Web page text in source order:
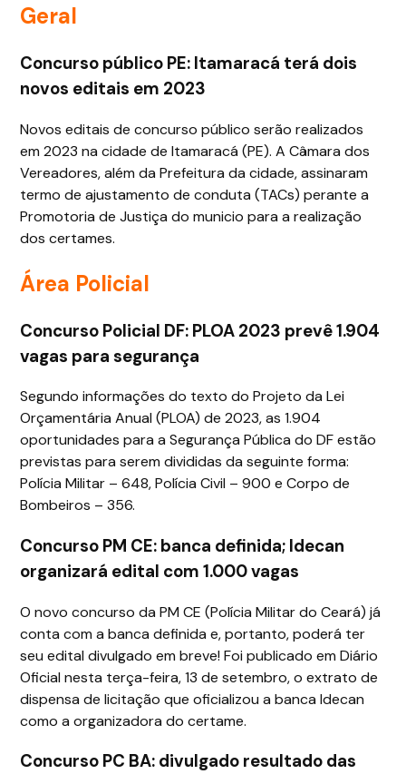
Geral
Concurso público PE: Itamaracá terá dois
novos editais em 2023
Novos editais de concurso público serão realizados
em 2023 na cidade de Itamaracá (PE). A Câmara dos
Vereadores, além da Prefeitura da cidade, assinaram
termo de ajustamento de conduta (TACs) perante a
Promotoria de Justiça do municio para a realização
dos certames.
Área Policial
Concurso Policial DF: PLOA 2023 prevê 1.904
vagas para segurança
Segundo informações do texto do Projeto da Lei
Orçamentária Anual (PLOA) de 2023, as 1.904
oportunidades para a Segurança Pública do DF estão
previstas para serem divididas da seguinte forma:
Polícia Militar – 648, Polícia Civil – 900 e Corpo de
Bombeiros – 356.
Concurso PM CE: banca definida; Idecan
organizará edital com 1.000 vagas
O novo concurso da PM CE (Polícia Militar do Ceará) já
conta com a banca definida e, portanto, poderá ter
seu edital divulgado em breve! Foi publicado em Diário
Oficial nesta terça-feira, 13 de setembro, o extrato de
dispensa de licitação que oficializou a banca Idecan
como a organizadora do certame.
Concurso PC BA: divulgado resultado das